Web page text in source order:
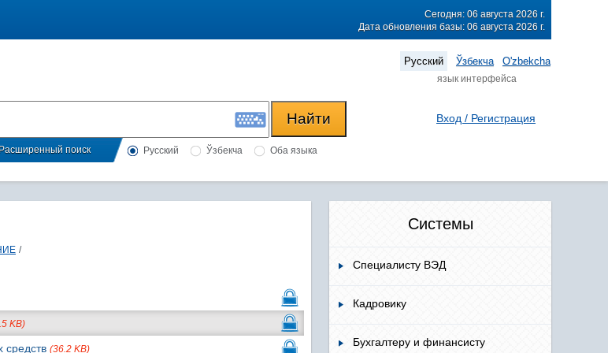
Сегодня: 06 августа 2026 г.
Дата обновления базы: 06 августа 2026 г.
Русский Ўзбекча O'zbekcha
язык интерфейса
Расширенный поиск Русский Ўзбекча Оба языка
Вход / Регистрация
/
KB)
(36.2 KB)
Системы
Специалисту ВЭД
Кадровику
Бухгалтеру и финансисту